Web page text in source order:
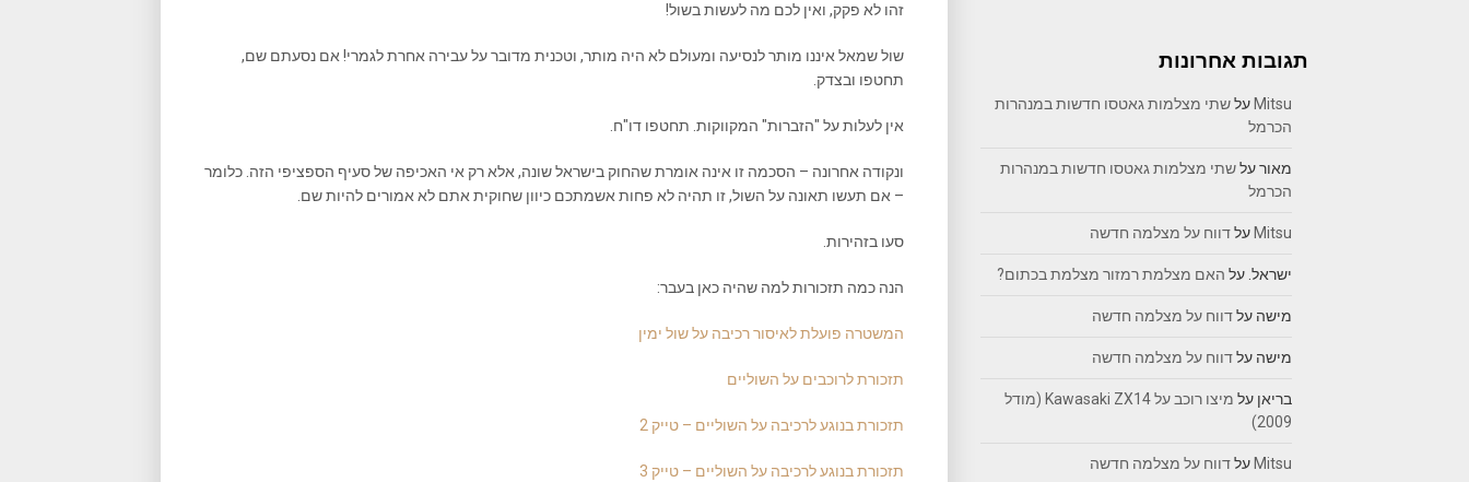
זהו לא פקק, ואין לכם מה לעשות בשול!
שול שמאל איננו מותר לנסיעה ומעולם לא היה מותר, וטכנית מדובר על עבירה אחרת לגמרי! אם נסעתם שם,
תחטפו ובצדק.
אין לעלות על "הזברות" המקווקות. תחטפו דו"ח.
ונקודה אחרונה – הסכמה זו אינה אומרת שהחוק בישראל שונה, אלא רק אי האכיפה של סעיף הספציפי הזה. כלומר
– אם תעשו תאונה על השול, זו תהיה לא פחות אשמתכם כיוון שחוקית אתם לא אמורים להיות שם.
סעו בזהירות.
הנה כמה תזכורות למה שהיה כאן בעבר:
המשטרה פועלת לאיסור רכיבה על שול ימין
תזכורת לרוכבים על השוליים
תזכורת בנוגע לרכיבה על השוליים – טייק 2
תזכורת בנוגע לרכיבה על השוליים – טייק 3
תגובות אחרונות
Mitsu עלשתי מצלמות גאטסו חדשות במנהרות
הכרמל
מאורעלשתי מצלמות גאטסו חדשות במנהרות
הכרמל
Mitsu עלדווח על מצלמה חדשה
ישראל. על האם מצלמת רמזור מצלמת בכתום?
מישה עלדווח על מצלמה חדשה
מישה עלדווח על מצלמה חדשה
בריאן על
מיצו רוכב על Kawasaki ZX14 (מודל
2009)
Mitsu עלדווח על מצלמה חדשה